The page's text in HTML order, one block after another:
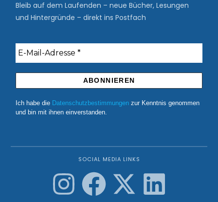
Bleib auf dem Laufenden – neue Bücher, Lesungen
und Hintergründe – direkt ins Postfach
Ich habe die Datenschutzbestimmungen zur Kenntnis genommen
und bin mit ihnen einverstanden.
SOCIAL MEDIA LINKS